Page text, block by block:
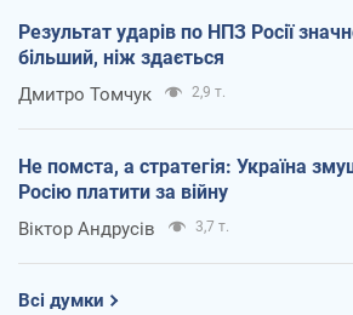
Результат ударів по НПЗ Росії
більший, ніж здається
Дмитро Томчук 2,9 т.
Не помста, а стратегія: Україна
Росію платити за війну
Віктор Андрусів 3,7 т.
Всі думки